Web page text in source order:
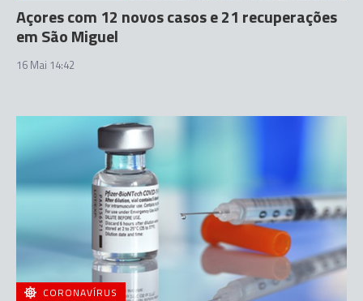
Açores com 12 novos casos e 21 recuperações
em São Miguel
16 Mai 14:42
CORONAVÍRUS